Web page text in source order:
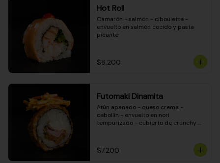
Hot Roll
Camarón - salmón - ciboulette -
envuelto en salmón cocido y pasta
picante
$8.200
Futomaki Dinamita
Atún apanado - queso crema -
cebollín - envuelto en nori
tempurizado - cubierto de crunchy
$7.200